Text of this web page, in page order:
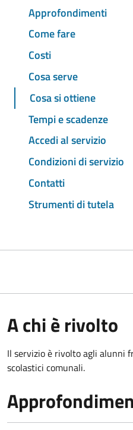
Approfondimenti
Come fare
Costi
Cosa serve
Cosa si ottiene
Tempi e scadenze
Accedi al servizio
Condizioni di servizio
Contatti
Strumenti di tutela
A chi è rivolto
Il servizio è rivolto agli alunni
scolastici comunali.